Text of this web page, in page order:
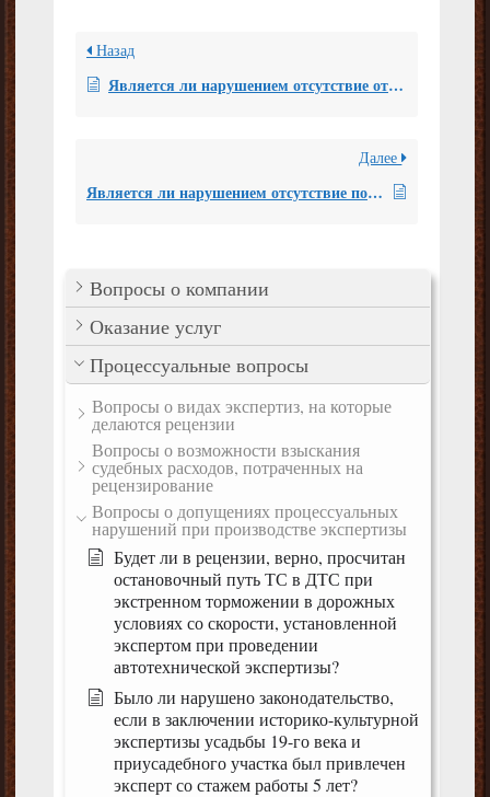
Вопросы о компании
Оказание услуг
Процессуальные вопросы
Вопросы о видах экспертиз, на которые
делаются рецензии
Вопросы о возможности взыскания
судебных расходов, потраченных на
рецензирование
Вопросы о допущениях процессуальных
нарушений при производстве экспертизы
Будет ли в рецензии, верно, просчитан
остановочный путь ТС в ДТС при
экстренном торможении в дорожных
условиях со скорости, установленной
экспертом при проведении
автотехнической экспертизы?
Было ли нарушено законодательство,
если в заключении историко-культурной
экспертизы усадьбы 19-го века и
приусадебного участка был привлечен
эксперт со стажем работы 5 лет?
Назад
Является ли нарушением отсутствие оттисков печати экспертной организации на некоторых листах заключения эксперта, где имеются подписи эксперта, выполнившего исследование?
Далее
Является ли нарушением отсутствие подписи эксперта на каждой странице заключения эксперта?